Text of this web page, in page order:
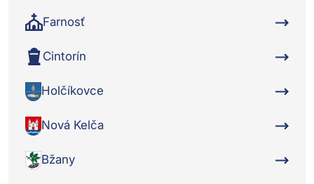
Farnosť
Cintorín
Holčíkovce
Nová Kelča
Bžany